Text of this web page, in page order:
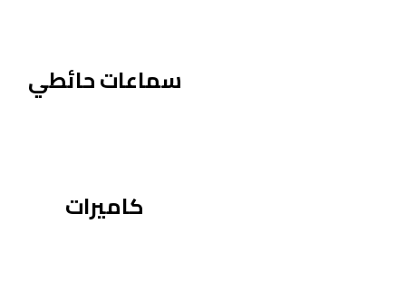
سماعات حائطي
كاميرات